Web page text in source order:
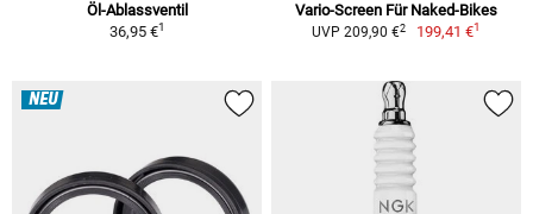
Öl-Ablassventil
36,95 €1
Vario-Screen Für Naked-Bikes
UVP 209,90 €2 199,41 €1
NEU